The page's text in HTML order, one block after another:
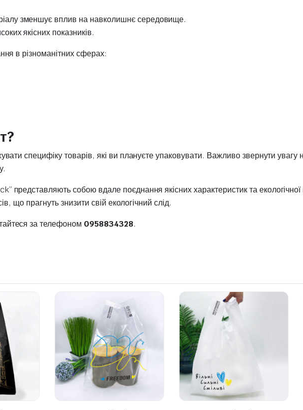
зменшує вплив на навколишнє середовище.
якісних показників.
в різноманітних сферах:
специфіку товарів, які ви плануєте упаковувати. Важливо звернути увагу
представляють собою вдале поєднання якісних характеристик та
що прагнуть знизити свій екологічний слід.
за телефоном 0958834328.